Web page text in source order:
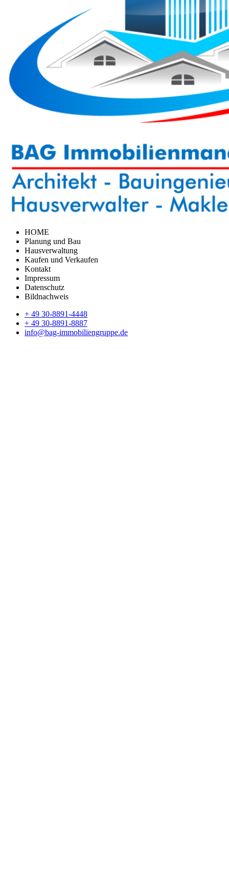
HOME
Planung und Bau
Hausverwaltung
Kaufen und Verkaufen
Kontakt
Impressum
Datenschutz
Bildnachweis
+ 49 30-8891-4448
+ 49 30-8891-8887
info@bag-immobiliengruppe.de